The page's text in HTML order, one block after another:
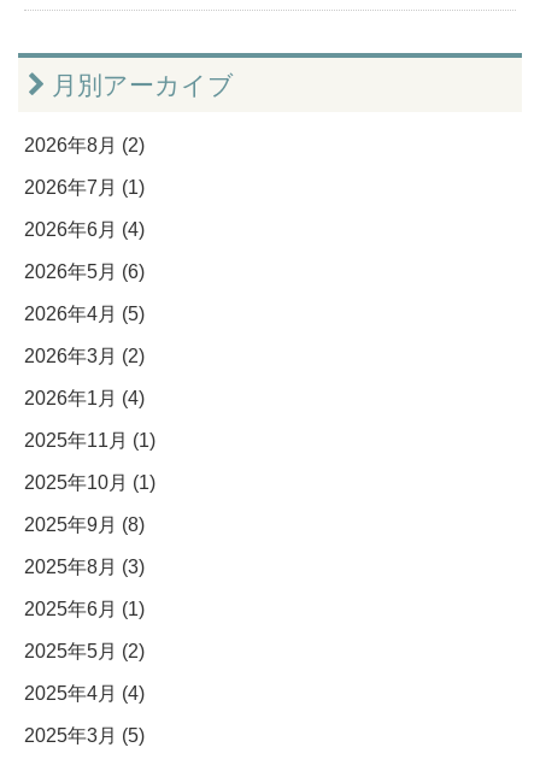
月別アーカイブ
2026年8月 (2)
2026年7月 (1)
2026年6月 (4)
2026年5月 (6)
2026年4月 (5)
2026年3月 (2)
2026年1月 (4)
2025年11月 (1)
2025年10月 (1)
2025年9月 (8)
2025年8月 (3)
2025年6月 (1)
2025年5月 (2)
2025年4月 (4)
2025年3月 (5)